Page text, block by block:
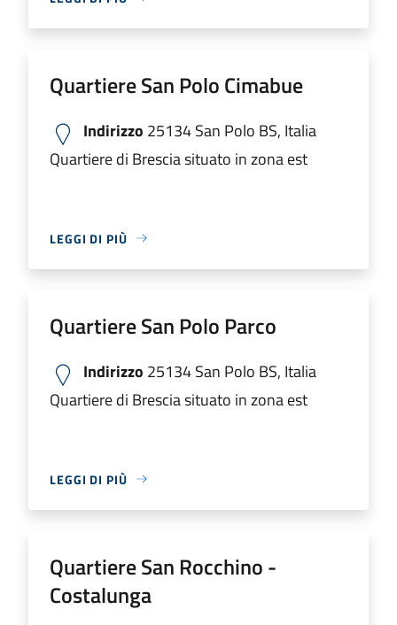
Quartiere San Polo Cimabue
Indirizzo 25134 San Polo BS, Italia
Quartiere di Brescia situato in zona est
LEGGI DI PIÙ
Quartiere San Polo Parco
Indirizzo 25134 San Polo BS, Italia
Quartiere di Brescia situato in zona est
LEGGI DI PIÙ
Quartiere San Rocchino -
Costalunga